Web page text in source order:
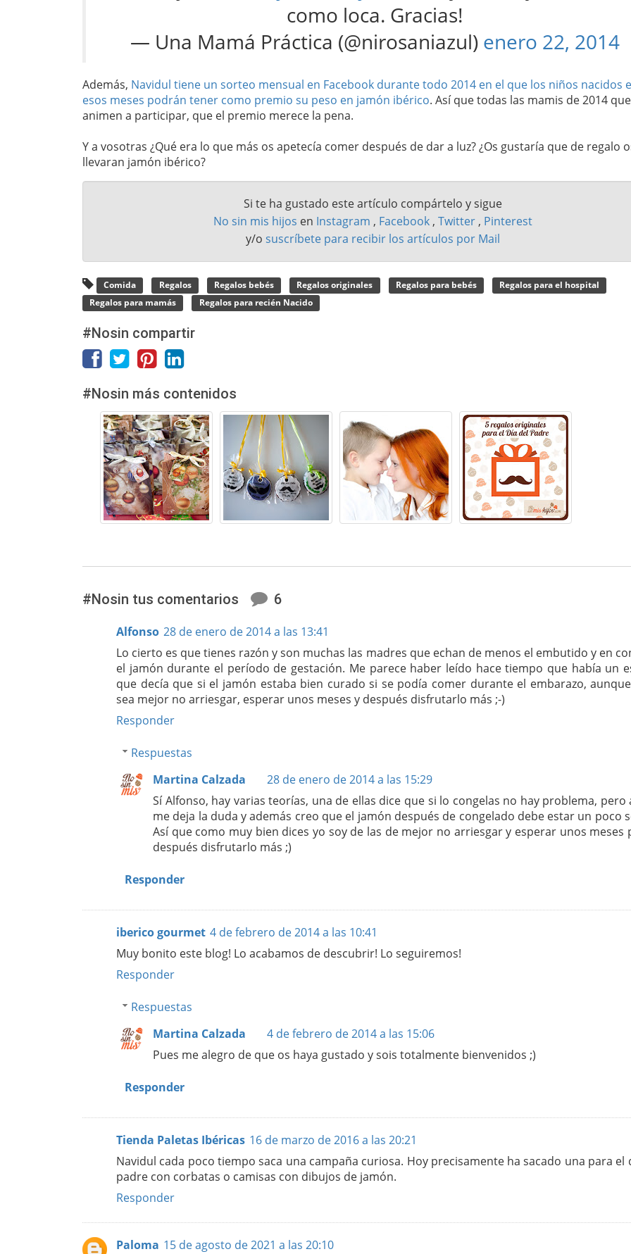
como loca. Gracias!
— Una Mamá Práctica (@nirosaniazul) enero 22, 2014
Además, Navidul tiene un sorteo mensual en Facebook durante todo 2014 en el que los niños nacidos
esos meses podrán tener como premio su peso en jamón ibérico. Así que todas las mamis de 2014
animen a participar, que el premio merece la pena.
Y a vosotras ¿Qué era lo que más os apetecía comer después de dar a luz? ¿Os gustaría que de regalo
llevaran jamón ibérico?
Si te ha gustado este artículo compártelo y sigue
No sin mis hijos en Instagram , Facebook , Twitter , Pinterest
y/o suscríbete para recibir los artículos por Mail
Comida Regalos Regalos bebés Regalos originales Regalos para bebés
Regalos para el hospital
Regalos para mamás
Regalos para recién Nacido
#Nosin compartir
#Nosin más contenidos
#Nosin tus comentarios 6
Alfonso 28 de enero de 2014 a las 13:41
Lo cierto es que tienes razón y son muchas las madres que echan de menos el embutido y en
el jamón durante el período de gestación. Me parece haber leído hace tiempo que había un
que decía que si el jamón estaba bien curado si se podía comer durante el embarazo,
sea mejor no arriesgar, esperar unos meses y después disfrutarlo más ;-)
Responder
Respuestas
Martina Calzada
28 de enero de 2014 a las 15:29
Sí Alfonso, hay varias teorías, una de ellas dice que si lo congelas no hay problema, pero
me deja la duda y además creo que el jamón después de congelado debe estar un poco
Así que como muy bien dices yo soy de las de mejor no arriesgar y esperar unos meses
después disfrutarlo más ;)
Responder
iberico gourmet 4 de febrero de 2014 a las 10:41
Muy bonito este blog! Lo acabamos de descubrir! Lo seguiremos!
Responder
Respuestas
Martina Calzada
4 de febrero de 2014 a las 15:06
Pues me alegro de que os haya gustado y sois totalmente bienvenidos ;)
Responder
Tienda Paletas Ibéricas 16 de marzo de 2016 a las 20:21
Navidul cada poco tiempo saca una campaña curiosa. Hoy precisamente ha sacado una para el
padre con corbatas o camisas con dibujos de jamón.
Responder
Paloma 15 de agosto de 2021 a las 20:10